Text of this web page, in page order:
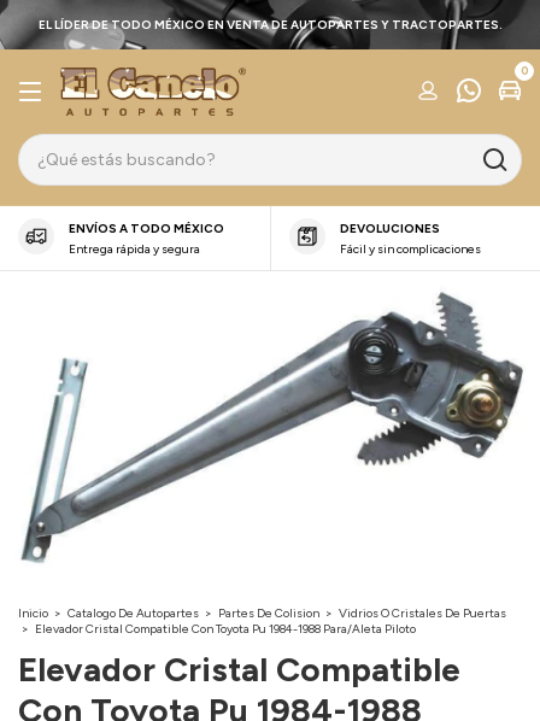
EL LÍDER DE TODO MÉXICO EN VENTA DE AUTOPARTES Y TRACTOPARTES.
0
ENVÍOS A TODO MÉXICO
Entrega rápida y segura
DEVOLUCIONES
Fácil y sin complicaciones
Inicio > Catalogo De Autopartes > Partes De Colision > Vidrios O Cristales De Puertas
> Elevador Cristal Compatible Con Toyota Pu 1984-1988 Para/Aleta Piloto
Elevador Cristal Compatible
Con Toyota Pu 1984-1988